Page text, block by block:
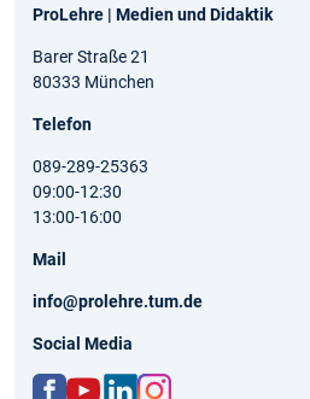
ProLehre | Medien und Didaktik
Barer Straße 21
80333 München
Telefon
089-289-25363
09:00-12:30
13:00-16:00
Mail
info@prolehre.tum.de
Social Media